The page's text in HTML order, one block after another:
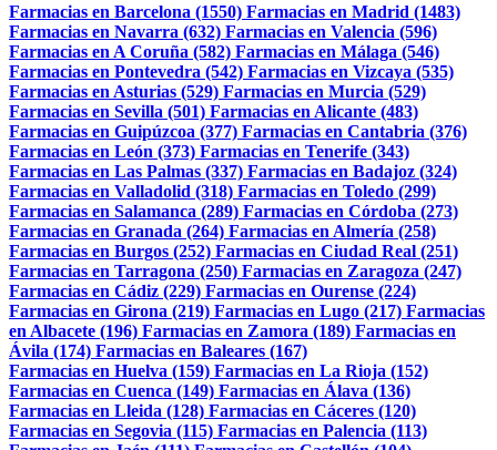
Farmacias en Barcelona (1550) Farmacias en Madrid (1483)
Farmacias en Navarra (632) Farmacias en Valencia (596)
Farmacias en A Coruña (582) Farmacias en Málaga (546)
Farmacias en Pontevedra (542) Farmacias en Vizcaya (535)
Farmacias en Asturias (529) Farmacias en Murcia (529)
Farmacias en Sevilla (501) Farmacias en Alicante (483)
Farmacias en Guipúzcoa (377) Farmacias en Cantabria (376)
Farmacias en León (373) Farmacias en Tenerife (343)
Farmacias en Las Palmas (337) Farmacias en Badajoz (324)
Farmacias en Valladolid (318) Farmacias en Toledo (299)
Farmacias en Salamanca (289) Farmacias en Córdoba (273)
Farmacias en Granada (264) Farmacias en Almería (258)
Farmacias en Burgos (252) Farmacias en Ciudad Real (251)
Farmacias en Tarragona (250) Farmacias en Zaragoza (247)
Farmacias en Cádiz (229) Farmacias en Ourense (224)
Farmacias en Girona (219) Farmacias en Lugo (217) Farmacias
en Albacete (196) Farmacias en Zamora (189) Farmacias en
Ávila (174) Farmacias en Baleares (167)
Farmacias en Huelva (159) Farmacias en La Rioja (152)
Farmacias en Cuenca (149) Farmacias en Álava (136)
Farmacias en Lleida (128) Farmacias en Cáceres (120)
Farmacias en Segovia (115) Farmacias en Palencia (113)